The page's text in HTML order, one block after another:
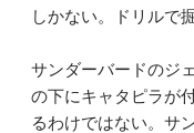
しかない。ドリルで
サンダーバードのジ
の下にキャタピラが
るわけではない。サ